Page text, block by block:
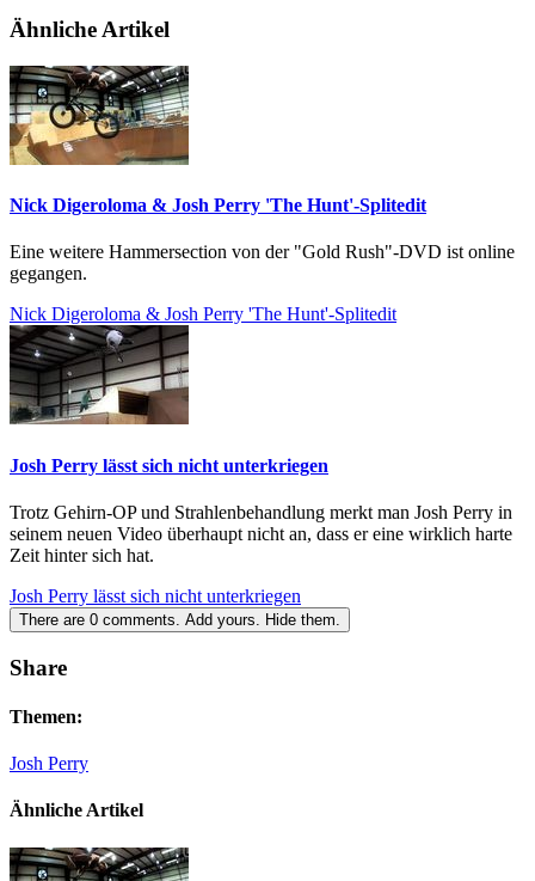
Ähnliche Artikel
Nick Digeroloma & Josh Perry 'The Hunt'-Splitedit
Eine weitere Hammersection von der "Gold Rush"-DVD ist online
gegangen.
Nick Digeroloma & Josh Perry 'The Hunt'-Splitedit
Josh Perry lässt sich nicht unterkriegen
Trotz Gehirn-OP und Strahlenbehandlung merkt man Josh Perry in
seinem neuen Video überhaupt nicht an, dass er eine wirklich harte
Zeit hinter sich hat.
Josh Perry lässt sich nicht unterkriegen
There are 0 comments. Add yours. Hide them.
Share
Themen:
Josh Perry
Ähnliche Artikel